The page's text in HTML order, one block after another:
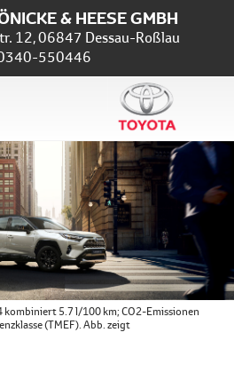
& HEESE GMBH
12, 06847 Dessau-Roßlau
550446
5.7 l/100 km; CO2-Emissionen
(TMEF). Abb. zeigt